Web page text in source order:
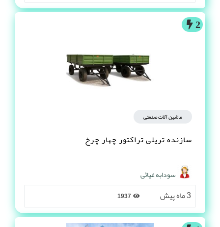
2
ماشین آلات صنعتی
سازنده تریلی تراکتور چهار چرخ
سودابه غیاثی
3 ماه پیش